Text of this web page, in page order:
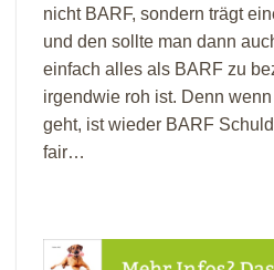
nicht BARF, sondern trägt
und den sollte man dann
einfach alles als BARF zu
irgendwie roh ist. Denn
geht, ist wieder BARF
fair…